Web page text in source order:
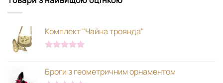
Комплект "Чайна троянда"
Броги з геометричним орнаментом